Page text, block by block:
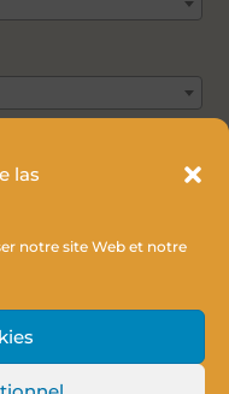
las
notre site Web et notre